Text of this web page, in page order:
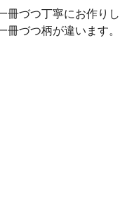
冊づつ丁寧にお作りし
づつ柄が違います。